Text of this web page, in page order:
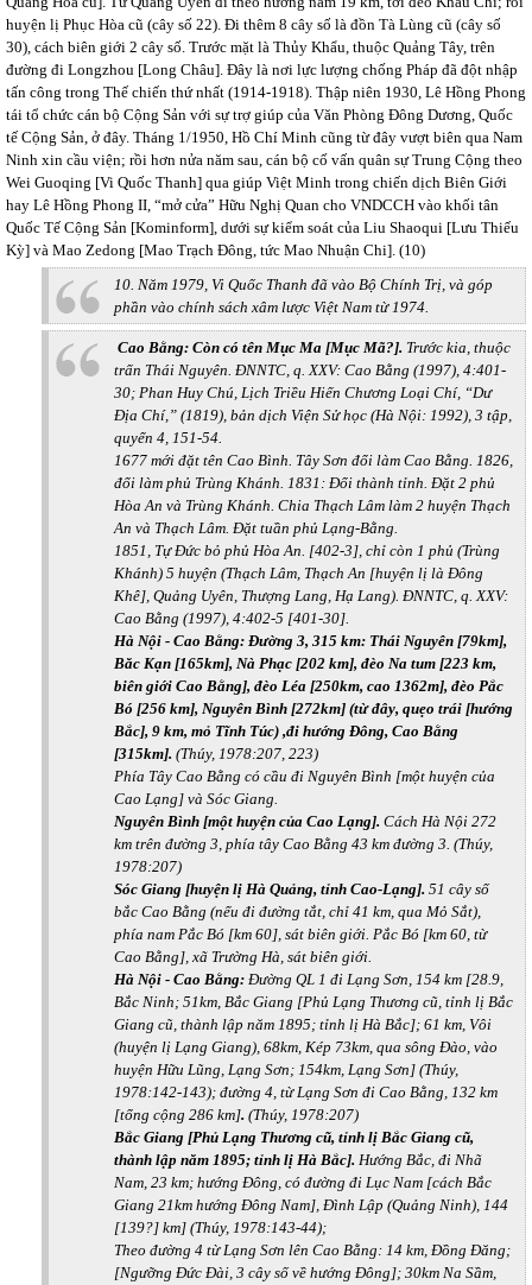
huyện lị Phục Hòa cũ (cây số 22). Đi thêm 8 cây số là đồn Tà Lùng cũ (cây số
30), cách biên giới 2 cây số. Trước mặt là Thủy Khẩu, thuộc Quảng Tây, trên
đường đi Longzhou [Long Châu]. Đây là nơi lực lượng chống Pháp đã đột nhập
tấn công trong Thế chiến thứ nhất (1914-1918). Thập niên 1930, Lê Hồng Phong
tái tổ chức cán bộ Cộng Sản với sự trợ giúp của Văn Phòng Đông Dương, Quốc
tế Cộng Sản, ở đây. Tháng 1/1950, Hồ Chí Minh cũng từ đây vượt biên qua Nam
Ninh xin cầu viện; rồi hơn nửa năm sau, cán bộ cố vấn quân sự Trung Cộng theo
Wei Guoqing [Vi Quốc Thanh] qua giúp Việt Minh trong chiến dịch Biên Giới
hay Lê Hồng Phong II, “mở cửa” Hữu Nghị Quan cho VNDCCH vào khối tân
Quốc Tế Cộng Sản [Kominform], dưới sự kiểm soát của Liu Shaoqui [Lưu Thiếu
Kỳ] và Mao Zedong [Mao Trạch Đông, tức Mao Nhuận Chi]. (10)
10. Năm 1979, Vi Quốc Thanh đã vào Bộ Chính Trị, và góp
phần vào chính sách xâm lược Việt Nam từ 1974.
Cao Bằng: Còn có tên Mục Ma [Mục Mã?]. Trước kia, thuộc
trấn Thái Nguyên. ĐNNTC, q. XXV: Cao Bằng (1997), 4:401-
30; Phan Huy Chú, Lịch Triều Hiến Chương Loại Chí, “Dư
Địa Chí,” (1819), bản dịch Viện Sử học (Hà Nội: 1992), 3 tập,
quyển 4, 151-54.
1677 mới đặt tên Cao Bình. Tây Sơn đổi làm Cao Bằng. 1826,
đổi làm phủ Trùng Khánh. 1831: Đổi thành tỉnh. Đặt 2 phủ
Hòa An và Trùng Khánh. Chia Thạch Lâm làm 2 huyện Thạch
An và Thạch Lâm. Đặt tuần phủ Lạng-Bằng.
1851, Tự Đức bỏ phủ Hòa An. [402-3], chỉ còn 1 phủ (Trùng
Khánh) 5 huyện (Thạch Lâm, Thạch An [huyện lị là Đông
Khê], Quảng Uyên, Thượng Lang, Hạ Lang). ĐNNTC, q. XXV:
Cao Bằng (1997), 4:402-5 [401-30].
Hà Nội - Cao Bằng: Đường 3, 315 km: Thái Nguyên [79km],
Băc Kạn [165km], Nà Phạc [202 km], đèo Na tum [223 km,
biên giới Cao Bằng], đèo Léa [250km, cao 1362m], đèo Pắc
Bó [256 km], Nguyên Bình [272km] (từ đây, quẹo trái [hướng
Bắc], 9 km, mỏ Tĩnh Túc) ,đi hướng Đông, Cao Bằng
[315km]. (Thúy, 1978:207, 223)
Phía Tây Cao Bằng có cầu đi Nguyên Bình [một huyện của
Cao Lạng] và Sóc Giang.
Nguyên Bình [một huyện của Cao Lạng]. Cách Hà Nội 272
km trên đường 3, phía tây Cao Bằng 43 km đường 3. (Thúy,
1978:207)
Sóc Giang [huyện lị Hà Quảng, tỉnh Cao-Lạng]. 51 cây số
bắc Cao Bằng (nếu đi đường tắt, chỉ 41 km, qua Mỏ Sắt),
phía nam Pắc Bó [km 60], sát biên giới. Pắc Bó [km 60, từ
Cao Bằng], xã Trường Hà, sát biên giới.
Hà Nội - Cao Bằng: Đường QL 1 đi Lạng Sơn, 154 km [28.9,
Bắc Ninh; 51km, Bắc Giang [Phủ Lạng Thương cũ, tỉnh lị Bắc
Giang cũ, thành lập năm 1895; tỉnh lị Hà Bắc]; 61 km, Vôi
(huyện lị Lạng Giang), 68km, Kép 73km, qua sông Đào, vào
huyện Hữu Lũng, Lạng Sơn; 154km, Lạng Sơn] (Thúy,
1978:142-143); đường 4, từ Lạng Sơn đi Cao Bằng, 132 km
[tổng cộng 286 km]. (Thúy, 1978:207)
Bắc Giang [Phủ Lạng Thương cũ, tỉnh lị Bắc Giang cũ,
thành lập năm 1895; tỉnh lị Hà Bắc]. Hướng Bắc, đi Nhã
Nam, 23 km; hướng Đông, có đường đi Lục Nam [cách Bắc
Giang 21km hướng Đông Nam], Đình Lập (Quảng Ninh), 144
[139?] km] (Thúy, 1978:143-44);
Theo đường 4 từ Lạng Sơn lên Cao Bằng: 14 km, Đồng Đăng;
[Ngưỡng Đức Đài, 3 cây số về hướng Đông]; 30km Na Sầm,